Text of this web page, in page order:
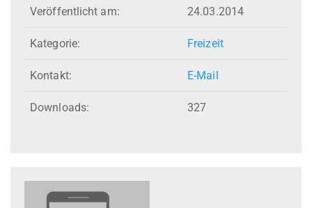
Veröffentlicht am: 24.03.2014
Kategorie: Freizeit
Kontakt: E-Mail
Downloads: 327